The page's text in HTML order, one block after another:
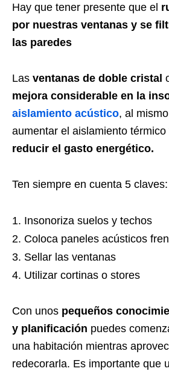
Hay que tener presente que el
por nuestras ventanas y se
las paredes
Las ventanas de doble cristal
mejora considerable en la
aislamiento acústico, al
aumentar el aislamiento
reducir el gasto energético.
Ten siempre en cuenta 5 claves:
Insonoriza suelos y techos
Coloca paneles acústicos
Sellar las ventanas
Utilizar cortinas o stores
Con unos pequeños
y planificación puedes
una habitación mientras
redecorarla. Es importante que